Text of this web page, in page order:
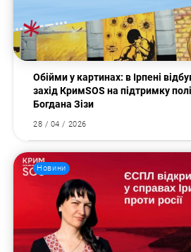
Обійми у картинах: в Ірпені
захід КримSOS на підтримку
Богдана Зізи
28 / 04 / 2026
Новини